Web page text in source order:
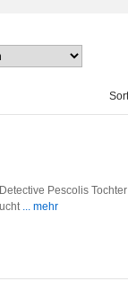
Pescolis
... mehr